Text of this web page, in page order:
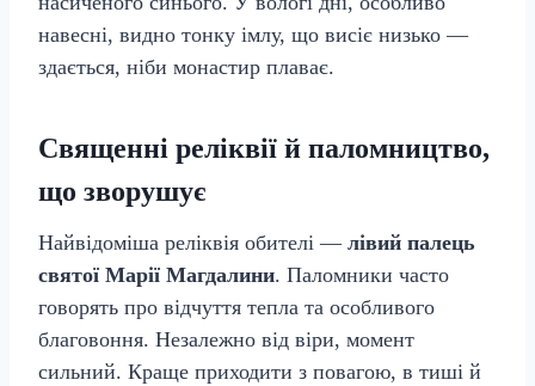
навесні, видно тонку імлу, що висіє низько —
здається, ніби монастир плаває.
Священні реліквії й паломництво,
що зворушує
Найвідоміша реліквія обителі — лівий палець
святої Марії Магдалини. Паломники часто
говорять про відчуття тепла та особливого
благовоння. Незалежно від віри, момент
сильний. Краще приходити з повагою, в тиші й